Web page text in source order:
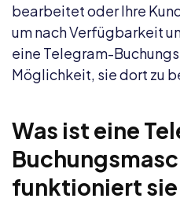
bearbeitet oder Ihre
um nach Verfügbarkeit
eine Telegram-
Möglichkeit, sie dort zu
Was ist eine
funktioniert sie